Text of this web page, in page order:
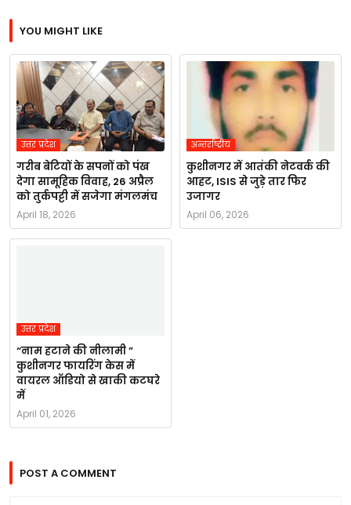
YOU MIGHT LIKE
उत्तर प्रदेश
गरीब बेटियों के सपनों को पंख
देगा सामूहिक विवाह, 26 अप्रैल
को तुर्कपट्टी में सजेगा मंगलमंच
April 18, 2026
अन्तर्राष्ट्रीय
कुशीनगर में आतंकी नेटवर्क की
आहट, ISIS से जुड़े तार फिर
उजागर
April 06, 2026
उत्तर प्रदेश
“नाम हटाने की नीलामी ”
कुशीनगर फायरिंग केस में
वायरल ऑडियो से खाकी कटघरे
में
April 01, 2026
POST A COMMENT